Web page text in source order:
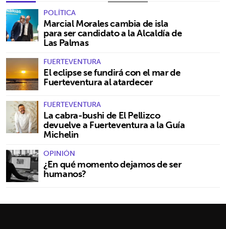
POLÍTICA
Marcial Morales cambia de isla
para ser candidato a la Alcaldía de
Las Palmas
FUERTEVENTURA
El eclipse se fundirá con el mar de
Fuerteventura al atardecer
FUERTEVENTURA
La cabra-bushi de El Pellizco
devuelve a Fuerteventura a la Guía
Michelin
OPINIÓN
¿En qué momento dejamos de ser
humanos?